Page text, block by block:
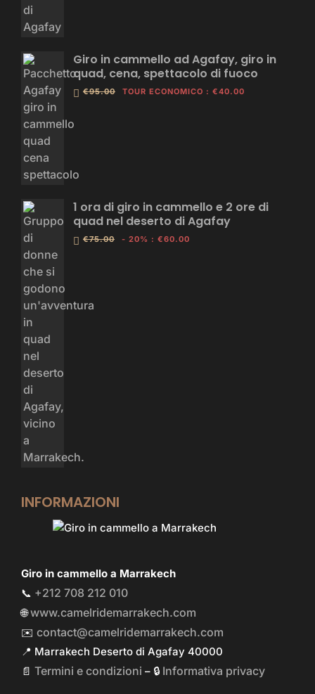
Giro in cammello ad Agafay, giro in
quad, cena, spettacolo di fuoco
€95.00 TOUR ECONOMICO : €40.00
1 ora di giro in cammello e 2 ore di
quad nel deserto di Agafay
€75.00 - 20% : €60.00
INFORMAZIONI
Giro in cammello a Marrakech
📞 +212 708 212 010
🌐www.camelridemarrakech.com
✉️ contact@camelridemarrakech.com
📍 Marrakech Deserto di Agafay 40000
📄 Termini e condizioni – 🔒 Informativa privacy